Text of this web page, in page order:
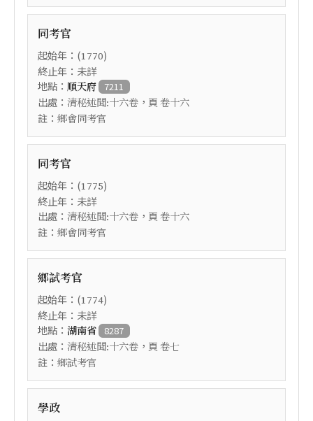
同考官
起始年：(1770)
終止年：未詳
地點： 順天府 7211
出處： 清秘述聞:十六卷 ，頁 卷十六
註： 鄉會同考官
同考官
起始年：(1775)
終止年：未詳
出處： 清秘述聞:十六卷 ，頁 卷十六
註： 鄉會同考官
鄉試考官
起始年：(1774)
終止年：未詳
地點： 湖南省 8287
出處： 清秘述聞:十六卷 ，頁 卷七
註： 鄉試考官
學政